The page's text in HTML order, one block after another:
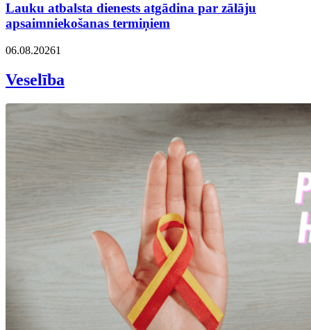
Lauku atbalsta dienests atgādina par zālāju
apsaimniekošanas termiņiem
06.08.20261
Veselība